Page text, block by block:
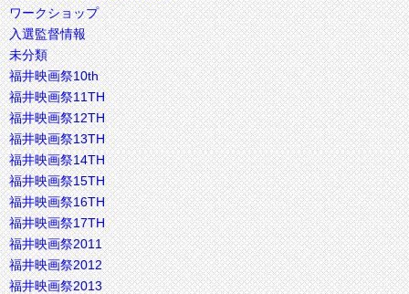
ワークショップ
入選監督情報
未分類
福井映画祭10th
福井映画祭11TH
福井映画祭12TH
福井映画祭13TH
福井映画祭14TH
福井映画祭15TH
福井映画祭16TH
福井映画祭17TH
福井映画祭2011
福井映画祭2012
福井映画祭2013